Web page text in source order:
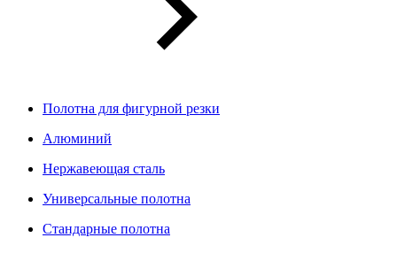
Полотна для фигурной резки
Алюминий
Нержавеющая сталь
Универсальные полотна
Стандарные полотна